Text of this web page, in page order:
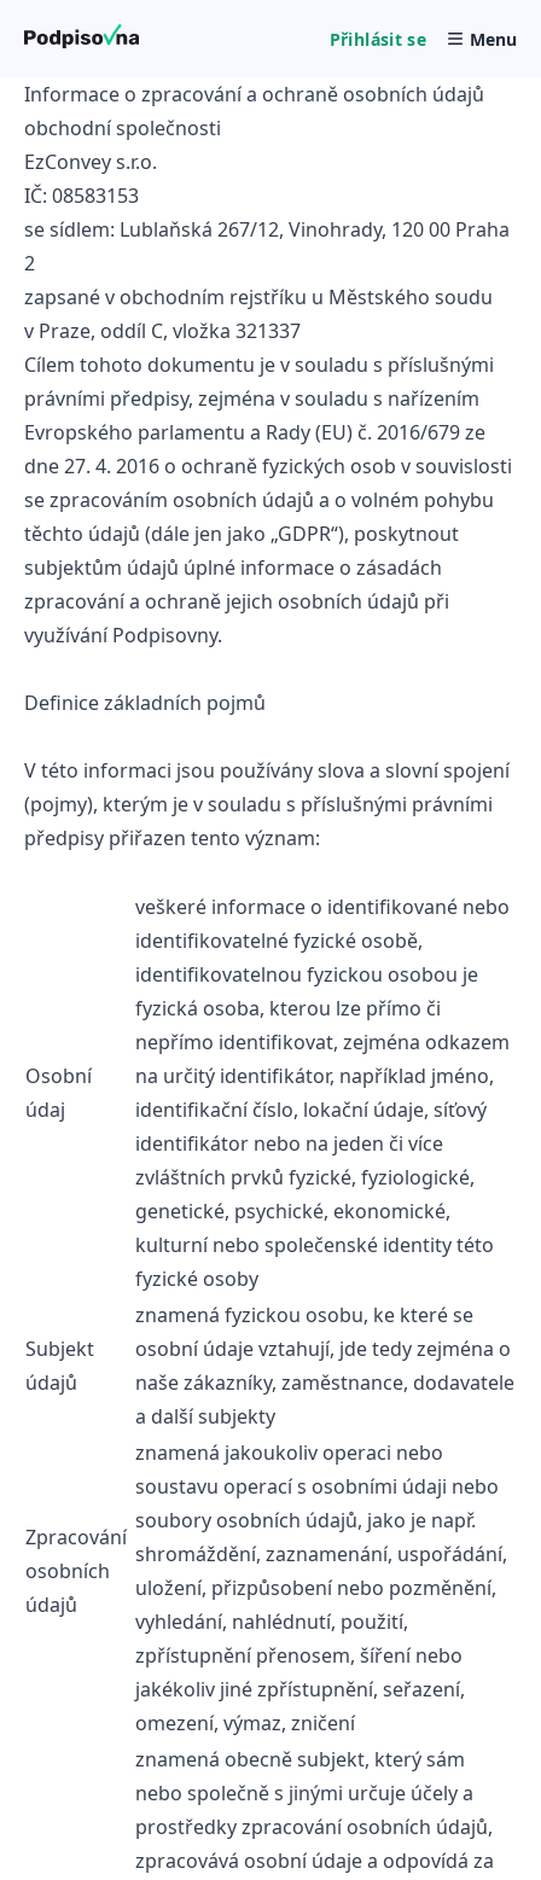
Přihlásit se Menu
Informace o zpracování a ochraně osobních údajů
obchodní společnosti
EzConvey s.r.o.
IČ: 08583153
se sídlem: Lublaňská 267/12, Vinohrady, 120 00 Praha
2
zapsané v obchodním rejstříku u Městského soudu
v Praze, oddíl C, vložka 321337
Cílem tohoto dokumentu je v souladu s příslušnými
právními předpisy, zejména v souladu s nařízením
Evropského parlamentu a Rady (EU) č. 2016/679 ze
dne 27. 4. 2016 o ochraně fyzických osob v souvislosti
se zpracováním osobních údajů a o volném pohybu
těchto údajů (dále jen jako „GDPR“), poskytnout
subjektům údajů úplné informace o zásadách
zpracování a ochraně jejich osobních údajů při
využívání Podpisovny.
Definice základních pojmů
V této informaci jsou používány slova a slovní spojení
(pojmy), kterým je v souladu s příslušnými právními
předpisy přiřazen tento význam:
Osobní
údaj
veškeré informace o identifikované nebo
identifikovatelné fyzické osobě,
identifikovatelnou fyzickou osobou je
fyzická osoba, kterou lze přímo či
nepřímo identifikovat, zejména odkazem
na určitý identifikátor, například jméno,
identifikační číslo, lokační údaje, síťový
identifikátor nebo na jeden či více
zvláštních prvků fyzické, fyziologické,
genetické, psychické, ekonomické,
kulturní nebo společenské identity této
fyzické osoby
Subjekt
údajů
znamená fyzickou osobu, ke které se
osobní údaje vztahují, jde tedy zejména o
naše zákazníky, zaměstnance, dodavatele
a další subjekty
Zpracování
osobních
údajů
znamená jakoukoliv operaci nebo
soustavu operací s osobními údaji nebo
soubory osobních údajů, jako je např.
shromáždění, zaznamenání, uspořádání,
uložení, přizpůsobení nebo pozměnění,
vyhledání, nahlédnutí, použití,
zpřístupnění přenosem, šíření nebo
jakékoliv jiné zpřístupnění, seřazení,
omezení, výmaz, zničení
znamená obecně subjekt, který sám
nebo společně s jinými určuje účely a
prostředky zpracování osobních údajů,
zpracovává osobní údaje a odpovídá za